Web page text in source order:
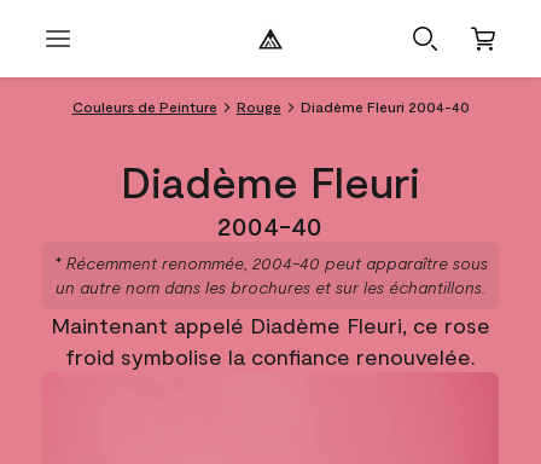
Couleurs de Peinture Rouge Diadème Fleuri 2004-40
Diadème Fleuri
2004-40
* Récemment renommée, 2004-40 peut apparaître sous
un autre nom dans les brochures et sur les échantillons.
Maintenant appelé Diadème Fleuri, ce rose
froid symbolise la confiance renouvelée.